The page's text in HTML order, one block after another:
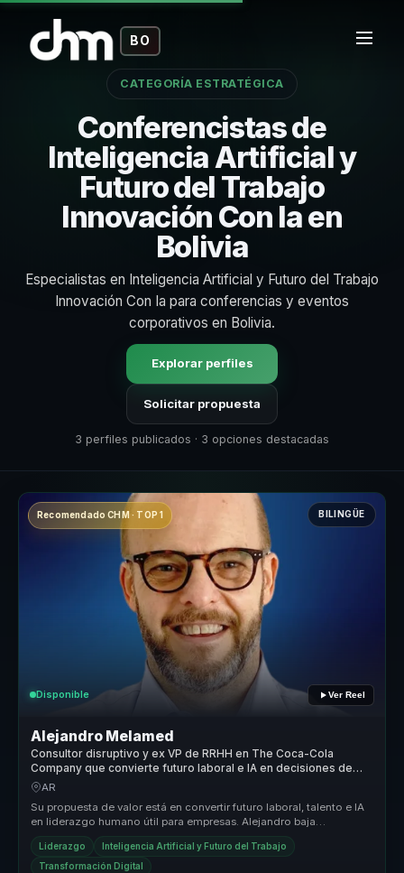
BO
CATEGORÍA ESTRATÉGICA
Conferencistas de
Inteligencia Artificial y
Futuro del Trabajo
Innovación Con Ia en
Bolivia
Especialistas en Inteligencia Artificial y Futuro del Trabajo
Innovación Con Ia para conferencias y eventos
corporativos en Bolivia.
Explorar perfiles
Solicitar propuesta
3 perfiles publicados · 3 opciones destacadas
Recomendado CHM · TOP 1 BILINGÜE
Disponible Ver Reel
Alejandro Melamed
Consultor disruptivo y ex VP de RRHH en The Coca-Cola
Company que convierte futuro laboral e IA en decisiones de
negocio.
AR
Su propuesta de valor está en convertir futuro laboral, talento e IA
en liderazgo humano útil para empresas. Alejandro baja
tendencias y ...
Liderazgo Inteligencia Artificial y Futuro del Trabajo
Transformación Digital